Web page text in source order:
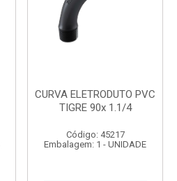
CURVA ELETRODUTO PVC
TIGRE 90x 1.1/4
Código: 45217
Embalagem: 1 - UNIDADE